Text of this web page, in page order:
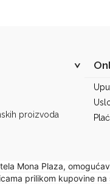
proizvoda
Mona Plaza,
prilikom kupovine